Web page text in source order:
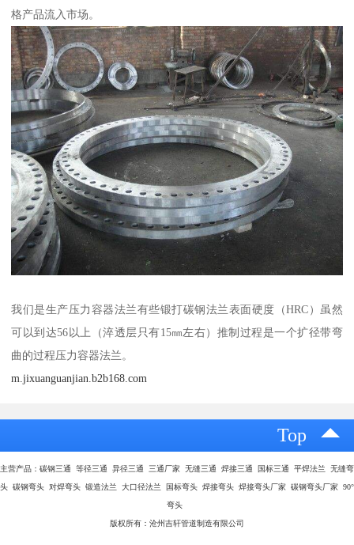
格产品流入市场。
我们是生产压力容器法兰有些锻打碳钢法兰表面硬度（HRC）虽然
可以到达56以上（淬透层只有15㎜左右）推制过程是一个扩径带弯
曲的过程压力容器法兰。
m.jixuanguanjian.b2b168.com
Top
主营产品：碳钢三通 等径三通 异径三通 三通厂家 无缝三通 焊接三通 国标三通 平焊法兰 无缝弯
头 碳钢弯头 对焊弯头 锻造法兰 大口径法兰 国标弯头 焊接弯头 焊接弯头厂家 碳钢弯头厂家 90°
弯头
版权所有：沧州吉轩管道制造有限公司